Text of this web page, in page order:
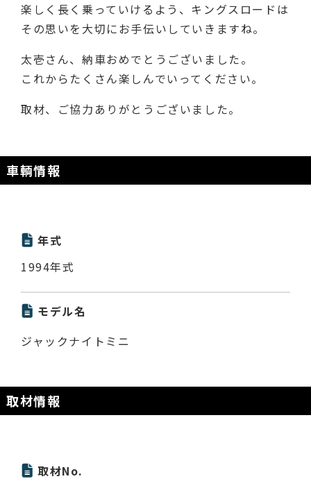
楽しく長く乗っていけるよう、キングスロードは
その思いを大切にお手伝いしていきますね。
太壱さん、納車おめでとうございました。
これからたくさん楽しんでいってください。
取材、ご協力ありがとうございました。
車輌情報
年式
1994年式
モデル名
ジャックナイトミニ
取材情報
取材No.